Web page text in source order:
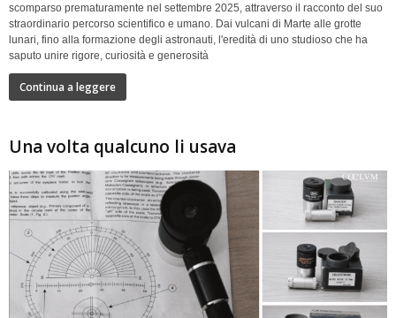
scomparso prematuramente nel settembre 2025, attraverso il racconto del suo
straordinario percorso scientifico e umano. Dai vulcani di Marte alle grotte
lunari, fino alla formazione degli astronauti, l'eredità di uno studioso che ha
saputo unire rigore, curiosità e generosità
Continua a leggere
Una volta qualcuno li usava